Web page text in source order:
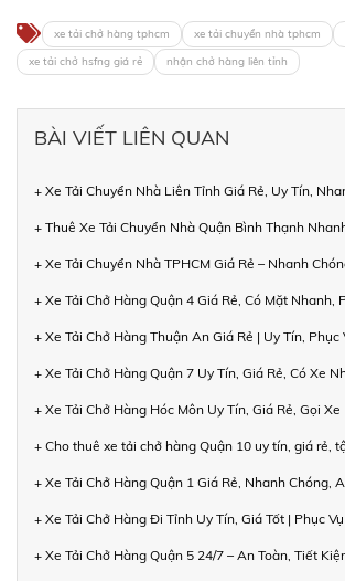
xe tải chở hàng tphcm xe tải chuyển nhà tphcm
xe tải chở hsfng giá rẻ
nhận chở hàng liên tỉnh
BÀI VIẾT LIÊN QUAN
+ Xe Tải Chuyển Nhà Liên Tỉnh Giá Rẻ, Uy Tín,
+ Thuê Xe Tải Chuyển Nhà Quận Bình Thạnh
+ Xe Tải Chuyển Nhà TPHCM Giá Rẻ – Nhanh
+ Xe Tải Chở Hàng Quận 4 Giá Rẻ, Có Mặt Nhanh,
+ Xe Tải Chở Hàng Thuận An Giá Rẻ | Uy Tín, Phục
+ Xe Tải Chở Hàng Quận 7 Uy Tín, Giá Rẻ, Có Xe
+ Xe Tải Chở Hàng Hóc Môn Uy Tín, Giá Rẻ, Gọi
+ Cho thuê xe tải chở hàng Quận 10 uy tín, giá rẻ,
+ Xe Tải Chở Hàng Quận 1 Giá Rẻ, Nhanh Chóng,
+ Xe Tải Chở Hàng Đi Tỉnh Uy Tín, Giá Tốt | Phục
+ Xe Tải Chở Hàng Quận 5 24/7 – An Toàn, Tiết